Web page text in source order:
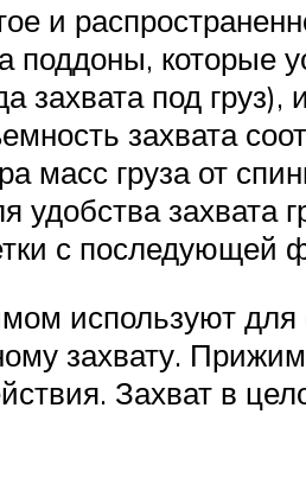
и
которые
захвата под
захвата
груза от
захвата
с последующей
используют
захвату.
Захват в